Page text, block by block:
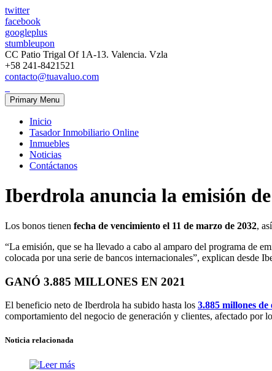
twitter
facebook
googleplus
stumbleupon
CC Patio Trigal Of 1A-13. Valencia. Vzla
+58 241-8421521
contacto@tuavaluo.com
Primary Menu
Inicio
Tasador Inmobiliario Online
Inmuebles
Noticias
Contáctanos
Iberdrola anuncia la emisión
Los bonos tienen fecha de vencimiento el 11 de marzo de 2032,
“La emisión, que se ha llevado a cabo al amparo del programa de
colocada por una serie de bancos internacionales”, explican desde
GANÓ 3.885 MILLONES EN 2021
El beneficio neto de Iberdrola ha subido hasta los 3.885 millones de
comportamiento del negocio de generación y clientes, afectado por
Noticia relacionada